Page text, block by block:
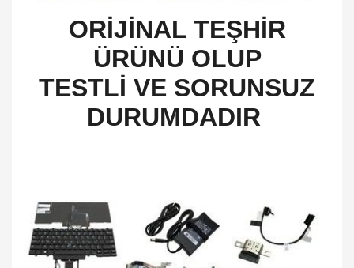
ORİJİNAL TEŞHİR
ÜRÜNÜ OLUP
TESTLİ VE SORUNSUZ
DURUMDADIR